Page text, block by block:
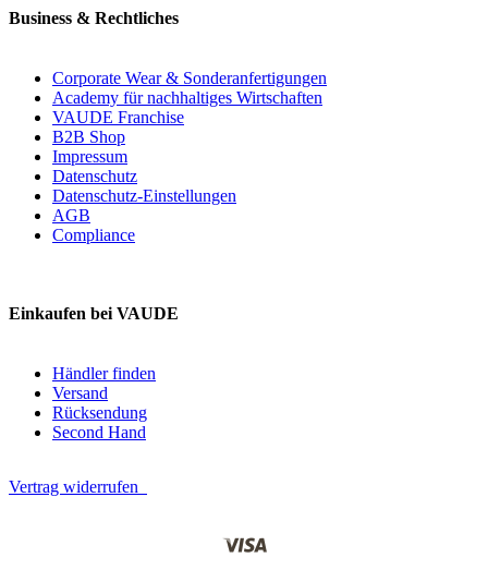
Business & Rechtliches
Corporate Wear & Sonderanfertigungen
Academy für nachhaltiges Wirtschaften
VAUDE Franchise
B2B Shop
Impressum
Datenschutz
Datenschutz-Einstellungen
AGB
Compliance
Einkaufen bei VAUDE
Händler finden
Versand
Rücksendung
Second Hand
Vertrag widerrufen